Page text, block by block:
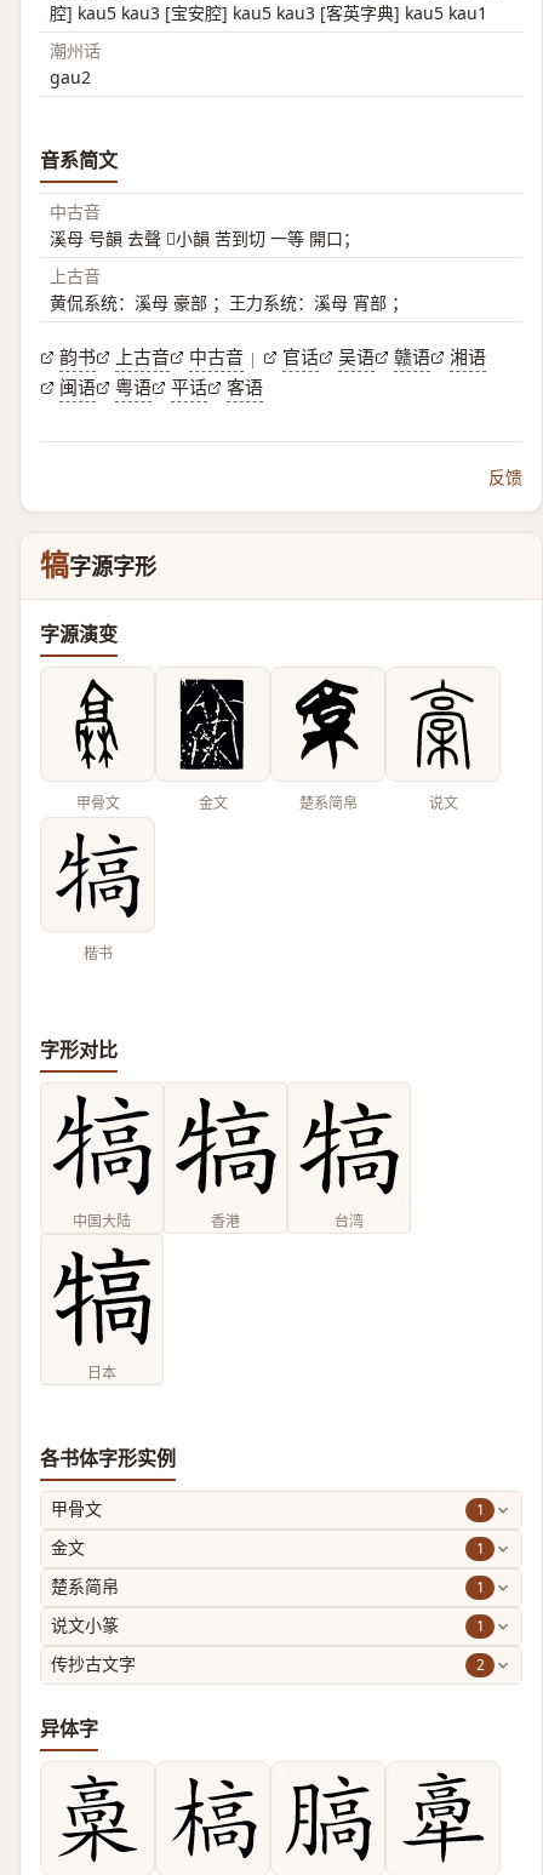
腔] kau5 kau3 [宝安腔] kau5 kau3 [客英字典] kau5 kau1
潮州话
gau2
音系简文
中古音
溪母 号韻 去聲 𩝝小韻 苦到切 一等 開口；
上古音
黄侃系统：溪母 豪部 ；王力系统：溪母 宵部 ；
韵书 上古音 中古音 | 官话 吴语 赣语
湘语
闽语
粤语 平话 客语
反馈
犒字源字形
字源演变
甲骨文 金文 楚系简帛 说文
楷书
字形对比
中国大陆 香港 台湾
日本
各书体字形实例
甲骨文 1
金文 1
楚系简帛 1
说文小篆 1
传抄古文字 2
异体字